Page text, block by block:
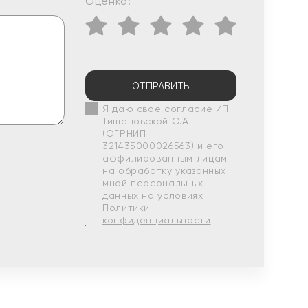
ОТПРАВИТЬ
Я даю свое согласие ИП
Тишеновской О.А.
(ОГРНИП
321435000026563) и его
аффилированным лицам
на обработку указанных
мной персональных
данных на условиях
Политики
конфиденциальности